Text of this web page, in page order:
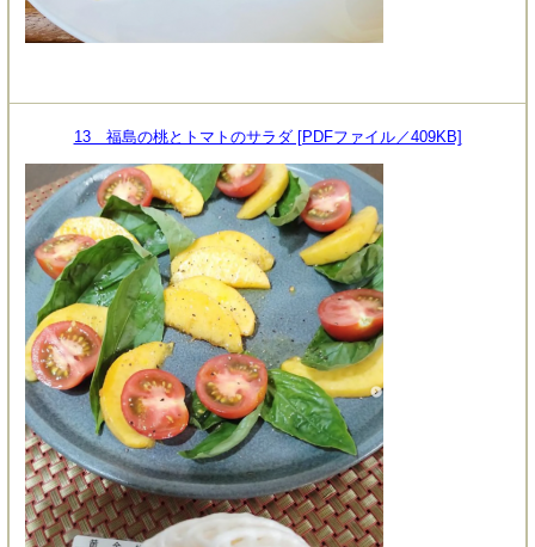
13 福島の桃とトマトのサラダ [PDFファイル／409KB]